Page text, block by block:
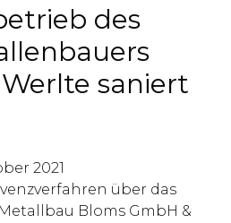
des
saniert
2021
über das
Bloms GmbH &